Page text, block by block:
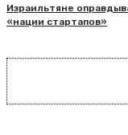
Израильтяне
«нации стартапов»